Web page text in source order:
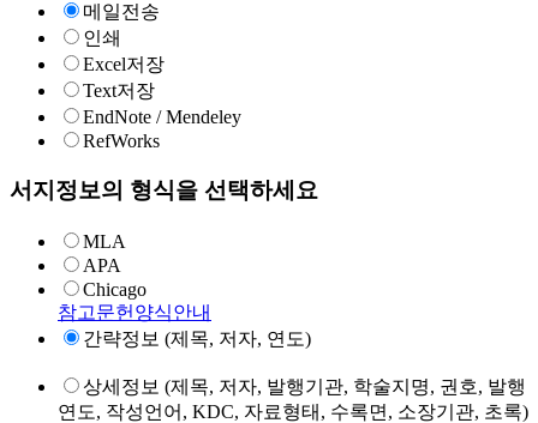
메일전송
인쇄
Excel저장
Text저장
EndNote / Mendeley
RefWorks
서지정보의 형식을 선택하세요
MLA
APA
Chicago
참고문헌양식안내
간략정보 (제목, 저자, 연도)
상세정보 (제목, 저자, 발행기관, 학술지명, 권호, 발행
연도, 작성언어, KDC, 자료형태, 수록면, 소장기관, 초록)